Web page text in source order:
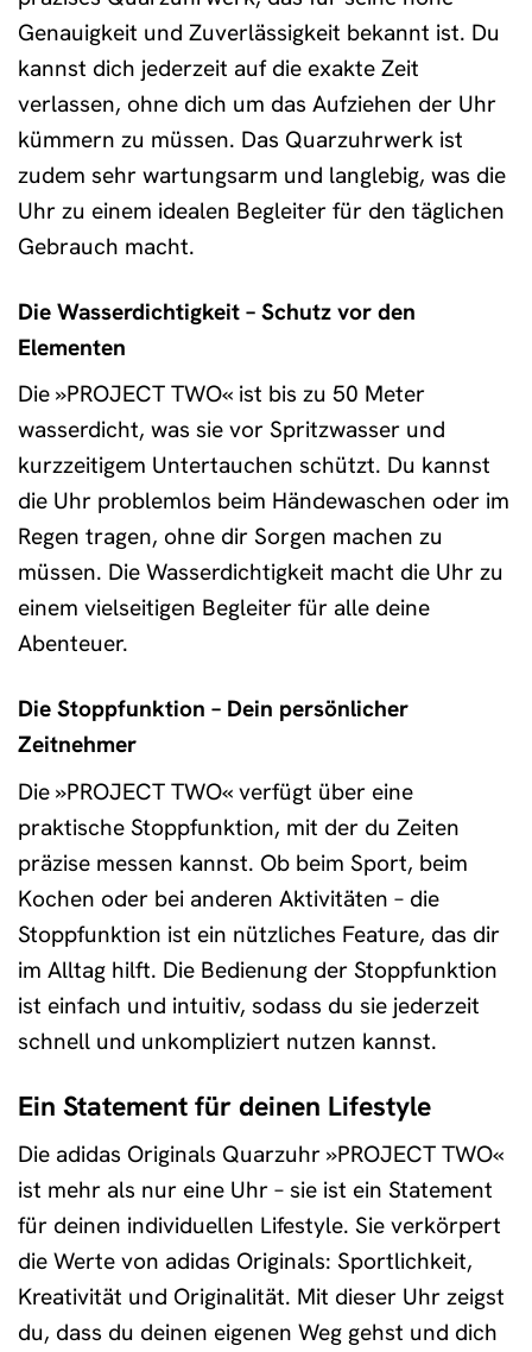
Genauigkeit und Zuverlässigkeit bekannt ist. Du
kannst dich jederzeit auf die exakte Zeit
verlassen, ohne dich um das Aufziehen der Uhr
kümmern zu müssen. Das Quarzuhrwerk ist
zudem sehr wartungsarm und langlebig, was die
Uhr zu einem idealen Begleiter für den täglichen
Gebrauch macht.
Die Wasserdichtigkeit – Schutz vor den
Elementen
Die »PROJECT TWO« ist bis zu 50 Meter
wasserdicht, was sie vor Spritzwasser und
kurzzeitigem Untertauchen schützt. Du kannst
die Uhr problemlos beim Händewaschen oder im
Regen tragen, ohne dir Sorgen machen zu
müssen. Die Wasserdichtigkeit macht die Uhr zu
einem vielseitigen Begleiter für alle deine
Abenteuer.
Die Stoppfunktion – Dein persönlicher
Zeitnehmer
Die »PROJECT TWO« verfügt über eine
praktische Stoppfunktion, mit der du Zeiten
präzise messen kannst. Ob beim Sport, beim
Kochen oder bei anderen Aktivitäten – die
Stoppfunktion ist ein nützliches Feature, das dir
im Alltag hilft. Die Bedienung der Stoppfunktion
ist einfach und intuitiv, sodass du sie jederzeit
schnell und unkompliziert nutzen kannst.
Ein Statement für deinen Lifestyle
Die adidas Originals Quarzuhr »PROJECT TWO«
ist mehr als nur eine Uhr – sie ist ein Statement
für deinen individuellen Lifestyle. Sie verkörpert
die Werte von adidas Originals: Sportlichkeit,
Kreativität und Originalität. Mit dieser Uhr zeigst
du, dass du deinen eigenen Weg gehst und dich